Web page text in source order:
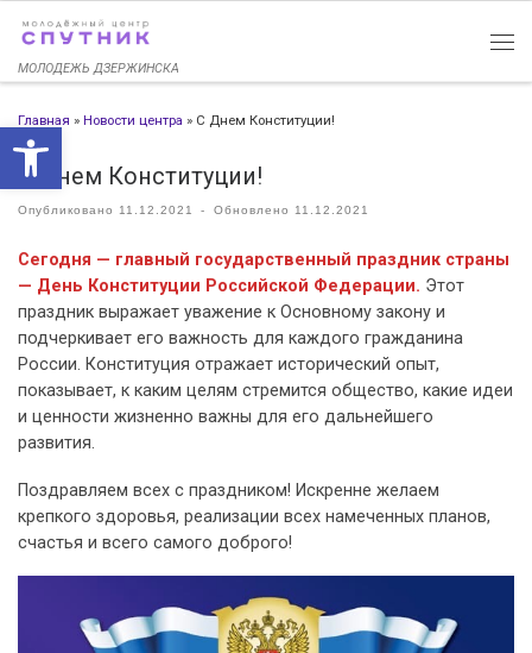
Открыть панель
Перейти к содержимому
МОЛОДЕЖЬ ДЗЕРЖИНСКА
Главная » Новости центра » С Днем Конституции!
С Днем Конституции!
Опубликовано 11.12.2021 - Обновлено 11.12.2021
Сегодня — главный государственный праздник страны
— День Конституции Российской Федерации. Этот
праздник выражает уважение к Основному закону и
подчеркивает его важность для каждого гражданина
России. Конституция отражает исторический опыт,
показывает, к каким целям стремится общество, какие идеи
и ценности жизненно важны для его дальнейшего
развития.
Поздравляем всех с праздником! Искренне желаем
крепкого здоровья, реализации всех намеченных планов,
счастья и всего самого доброго!